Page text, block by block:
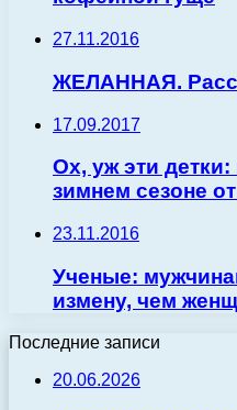
27.11.2016
ЖЕЛАННАЯ.
17.09.2017
Ох, уж эти детки:
зимнем сезоне
23.11.2016
Ученые:
измену, чем
Последние записи
20.06.2026